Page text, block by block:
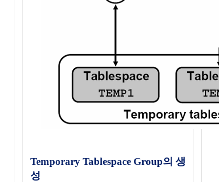
Temporary Tablespace Group의 생
성